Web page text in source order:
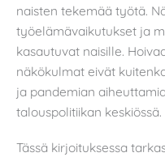
naisten tekemää työtä.
työelämävaikutukset ja
kasautuvat naisille.
näkökulmat eivät
ja pandemian
talouspolitiikan keskiössä.
Tässä kirjoituksessa